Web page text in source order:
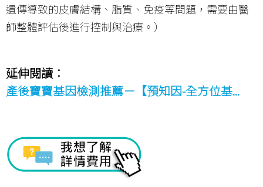
遺傳導致的皮膚結構、脂質、免疫等問題，需要由醫
師整體評估後進行控制與治療。）
延伸閱讀：
產後寶寶基因檢測推薦－【預知因-全方位基...